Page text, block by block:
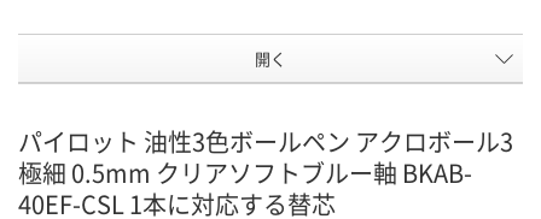
開く
パイロット 油性3色ボールペン アクロボール3
極細 0.5mm クリアソフトブルー軸 BKAB-
40EF-CSL 1本に対応する替芯